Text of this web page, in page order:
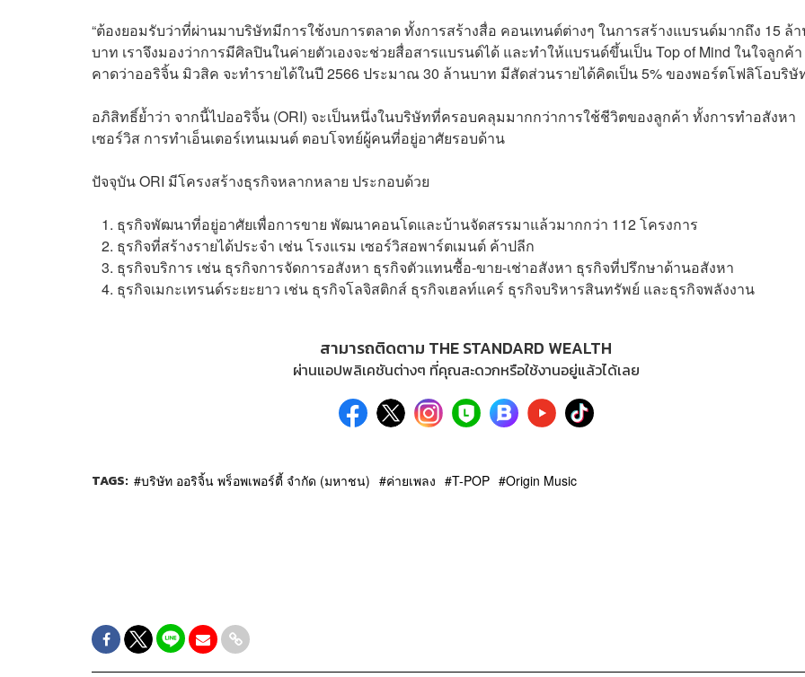
“ต้องยอมรับว่าที่ผ่านมาบริษัทมีการใช้งบการตลาด ทั้งการสร้างสื่อ คอนเทนต์ต่างๆ ในการสร้างแบรนด์มากถึง 15 ล้
บาท เราจึงมองว่าการมีศิลปินในค่ายตัวเองจะช่วยสื่อสารแบรนด์ได้ และทำให้แบรนด์ขึ้นเป็น Top of Mind ในใจลูกค้
คาดว่าออริจิ้น มิวสิค จะทำรายได้ในปี 2566 ประมาณ 30 ล้านบาท มีสัดส่วนรายได้คิดเป็น 5% ของพอร์ตโฟลิโอบริษั
อภิสิทธิ์ย้ำว่า จากนี้ไปออริจิ้น (ORI) จะเป็นหนึ่งในบริษัทที่ครอบคลุมมากกว่าการใช้ชีวิตของลูกค้า ทั้งการทำอสังหา
เซอร์วิส การทำเอ็นเตอร์เทนเมนต์ ตอบโจทย์ผู้คนที่อยู่อาศัยรอบด้าน
ปัจจุบัน ORI มีโครงสร้างธุรกิจหลากหลาย ประกอบด้วย
ธุรกิจพัฒนาที่อยู่อาศัยเพื่อการขาย พัฒนาคอนโดและบ้านจัดสรรมาแล้วมากกว่า 112 โครงการ
ธุรกิจที่สร้างรายได้ประจำ เช่น โรงแรม เซอร์วิสอพาร์ตเมนต์ ค้าปลีก
ธุรกิจบริการ เช่น ธุรกิจการจัดการอสังหา ธุรกิจตัวแทนซื้อ-ขาย-เช่าอสังหา ธุรกิจที่ปรึกษาด้านอสังหา
ธุรกิจเมกะเทรนด์ระยะยาว เช่น ธุรกิจโลจิสติกส์ ธุรกิจเฮลท์แคร์ ธุรกิจบริหารสินทรัพย์ และธุรกิจพลังงาน
สามารถติดตาม THE STANDARD WEALTH
ผ่านแอปพลิเคชันต่างๆ ที่คุณสะดวกหรือใช้งานอยู่แล้วได้เลย
TAGS: บริษัท ออริจิ้น พร็อพเพอร์ตี้ จำกัด (มหาชน) ค่ายเพลง T-POP Origin Music